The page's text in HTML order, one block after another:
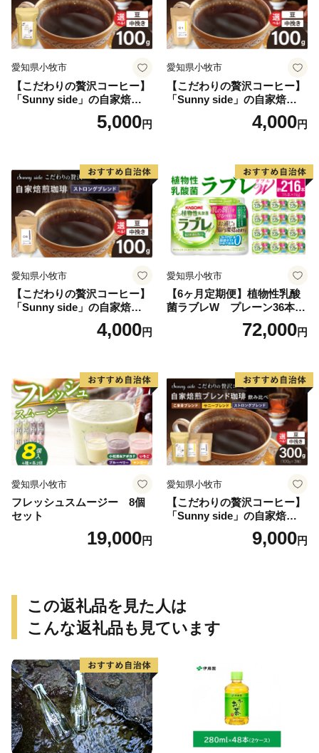
愛知県小牧市
【こだわりの贅沢コーヒー】
「Sunny side」の自家焙煎珈
琲こまきブレンド（100g）
5,000円
愛知県小牧市
【こだわりの贅沢コーヒー】
「Sunny side」の自家焙煎珈
琲サニーブレンド（100g）
4,000円
愛知県小牧市
【こだわりの贅沢コーヒー】
「Sunny side」の自家焙煎珈
琲ストロングブレンド（100
4,000円
愛知県小牧市
【6ヶ月定期便】植物性乳酸
菌ラブレW プレーン36本
72,000円
愛知県小牧市
フレッシュスムージー 8個
セット
19,000円
愛知県小牧市
【こだわりの贅沢コーヒー】
「Sunny side」の自家焙煎珈
琲ブレンド珈琲飲み比べセッ
9,000円
この返礼品を見た人は
こんな返礼品も見ています